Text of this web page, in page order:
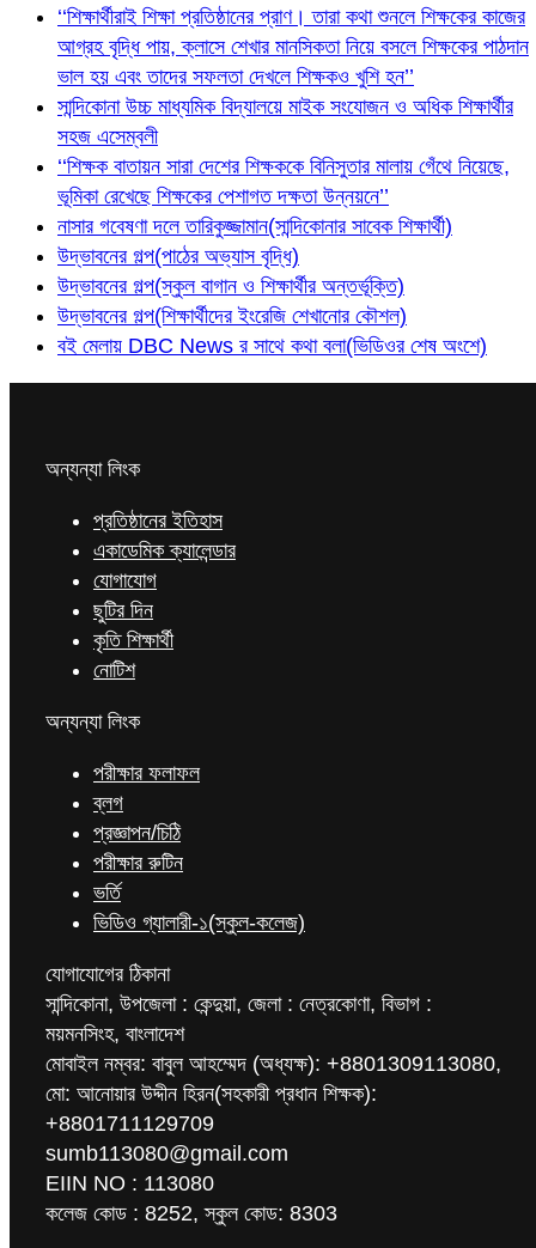
‘‘শিক্ষার্থীরাই শিক্ষা প্রতিষ্ঠানের প্রাণ। তারা কথা শুনলে শিক্ষকের কাজের
আগ্রহ বৃদ্ধি পায়, ক্লাসে শেখার মানসিকতা নিয়ে বসলে শিক্ষকের পাঠদান
ভাল হয় এবং তাদের সফলতা দেখলে শিক্ষকও খুশি হন’’
সান্দিকোনা উচ্চ মাধ্যমিক বিদ্যালয়ে মাইক সংযোজন ও অধিক শিক্ষার্থীর
সহজ এসেম্বলী
‘‘শিক্ষক বাতায়ন সারা দেশের শিক্ষককে বিনিসুতার মালায় গেঁথে নিয়েছে,
ভূমিকা রেখেছে শিক্ষকের পেশাগত দক্ষতা উন্নয়নে’’
নাসার গবেষণা দলে তারিকুজ্জামান(সান্দিকোনার সাবেক শিক্ষার্থী)
উদ্ভাবনের গল্প(পাঠের অভ্যাস বৃদ্ধি)
উদ্ভাবনের গল্প(স্কুল বাগান ও শিক্ষার্থীর অন্তর্ভূক্তি)
উদ্ভাবনের গল্প(শিক্ষার্থীদের ইংরেজি শেখানোর কৌশল)
বই মেলায় DBC News র সাথে কথা বলা(ভিডিওর শেষ অংশে)
অন্যন্যা লিংক
প্রতিষ্ঠানের ইতিহাস
একাডেমিক ক্যালেন্ডার
যোগাযোগ
ছুটির দিন
কৃতি শিক্ষার্থী
নোটিশ
অন্যন্যা লিংক
পরীক্ষার ফলাফল
ব্লগ
প্রজ্ঞাপন/চিঠি
পরীক্ষার রুটিন
ভর্তি
ভিডিও গ্যালারী-১(স্কুল-কলেজ)
যোগাযোগের ঠিকানা
সান্দিকোনা, উপজেলা : কেন্দুয়া, জেলা : নেত্রকোণা, বিভাগ :
ময়মনসিংহ, বাংলাদেশ
মোবাইল নম্বর: বাবুল আহম্মেদ (অধ্যক্ষ): +8801309113080,
মো: আনোয়ার উদ্দীন হিরন(সহকারী প্রধান শিক্ষক):
+8801711129709
sumb113080@gmail.com
EIIN NO : 113080
কলেজ কোড : 8252, স্কুল কোড: 8303